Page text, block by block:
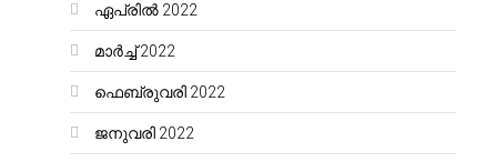
ഏപ്രിൽ 2022
മാർച്ച്‌ 2022
ഫെബ്രുവരി 2022
ജനുവരി 2022